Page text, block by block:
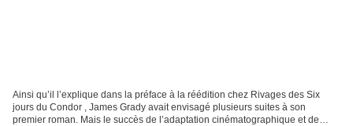
Ainsi qu’il l’explique dans la préface à la réédition chez Rivages des Six
jours du Condor , James Grady avait envisagé plusieurs suites à son
premier roman. Mais le succès de l’adaptation cinématographique et de